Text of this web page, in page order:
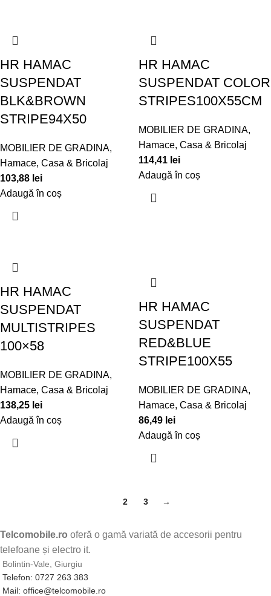
HR HAMAC
SUSPENDAT
BLK&BROWN
STRIPE94X50
MOBILIER DE GRADINA,
Hamace, Casa & Bricolaj
103,88 lei
Adaugă în coș
HR HAMAC
SUSPENDAT COLOR
STRIPES100X55CM
MOBILIER DE GRADINA,
Hamace, Casa & Bricolaj
114,41 lei
Adaugă în coș
HR HAMAC
SUSPENDAT
MULTISTRIPES
100×58
MOBILIER DE GRADINA,
Hamace, Casa & Bricolaj
138,25 lei
Adaugă în coș
HR HAMAC
SUSPENDAT
RED&BLUE
STRIPE100X55
MOBILIER DE GRADINA,
Hamace, Casa & Bricolaj
86,49 lei
Adaugă în coș
2 3 →
Telcomobile.ro oferă o gamă variată de accesorii pentru
telefoane și electro it.
Bolintin-Vale, Giurgiu
Telefon: 0727 263 383
Mail: office@telcomobile.ro